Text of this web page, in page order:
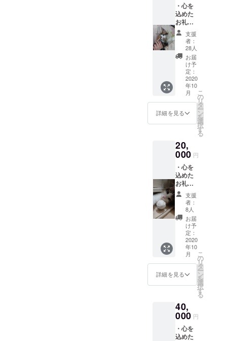
・心を
込めた
お礼の
メール
・陽向
の写真
３枚
（画像
はラン
ダム）
・回復
後の動
画 ・直
筆の手
紙 ・陽
向の
バッグ
を送ら
せてい
ただき
ます。
支援
者：
28人
お届
け予
定：
2020
年10
月
詳細を見る
こ
の
リ
タ
ー
ン
を
選
択
す
る
20,
000 円
・心を
込めた
お礼の
メール
・陽向
の画像3
枚（画
像はラ
ンダ
ム） ・
回復後
の動画
・直筆
の手紙
・陽向
のマグ
を送ら
せてい
ただき
ます。
支援
者：
8人
お届
け予
定：
2020
年10
月
詳細を見る
こ
の
リ
タ
ー
ン
を
選
択
す
る
40,
000 円
・心を
込めた